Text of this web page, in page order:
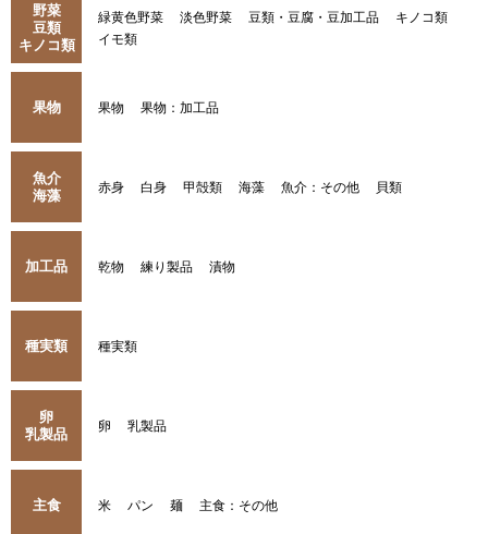
野菜
豆類
キノコ類
緑黄色野菜 淡色野菜 豆類・豆腐・豆加工品
キノコ類
イモ類
果物 果物 果物：加工品
魚介
海藻
赤身 白身 甲殻類 海藻 魚介：その他 貝類
加工品 乾物 練り製品 漬物
種実類 種実類
卵
乳製品
卵 乳製品
主食 米 パン 麺 主食：その他